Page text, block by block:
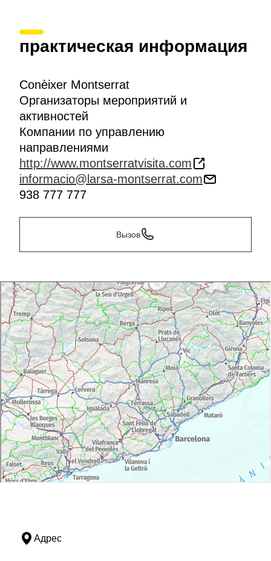
практическая информация
Conèixer Montserrat
Организаторы мероприятий и
активностей
Компании по управлению
направлениями
http://www.montserratvisita.com
informacio@larsa-montserrat.com
938 777 777
Вызов
Адрес